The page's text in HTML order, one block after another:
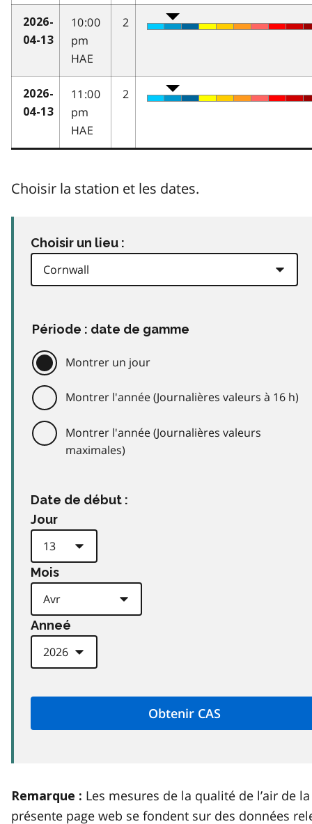
2026-
04-13
10:00
pm
HAE
2
2026-
04-13
11:00
pm
HAE
2
Choisir la station et les dates.
Choisir un lieu :
Période : date de gamme
Montrer un jour
Montrer l'année (Journalières valeurs à 16 h)
Montrer l'année (Journalières valeurs
maximales)
Date de début :
Jour
Mois
Anneé
Remarque : Les mesures de la qualité de l’air de la
présente page web se fondent sur des données